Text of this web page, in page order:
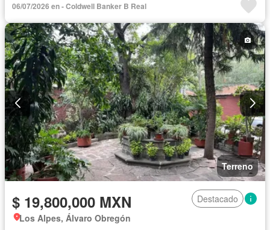
06/07/2026 en - Coldwell Banker B Real
Terreno
$ 19,800,000 MXN
Destacado
Los Alpes, Álvaro Obregón